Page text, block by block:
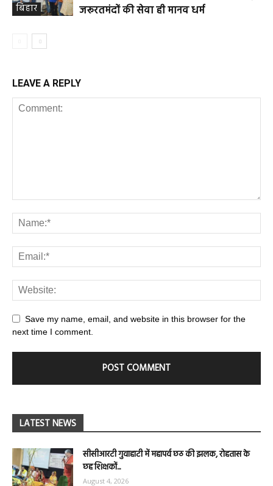
बिहार
जरूरतमंदों की सेवा ही मानव धर्म
LEAVE A REPLY
Save my name, email, and website in this browser for the
next time I comment.
LATEST NEWS
सीसीआरटी गुवाहाटी में महापर्व छठ की झलक, रोहतास के
छह शिक्षकों...
August 4, 2026